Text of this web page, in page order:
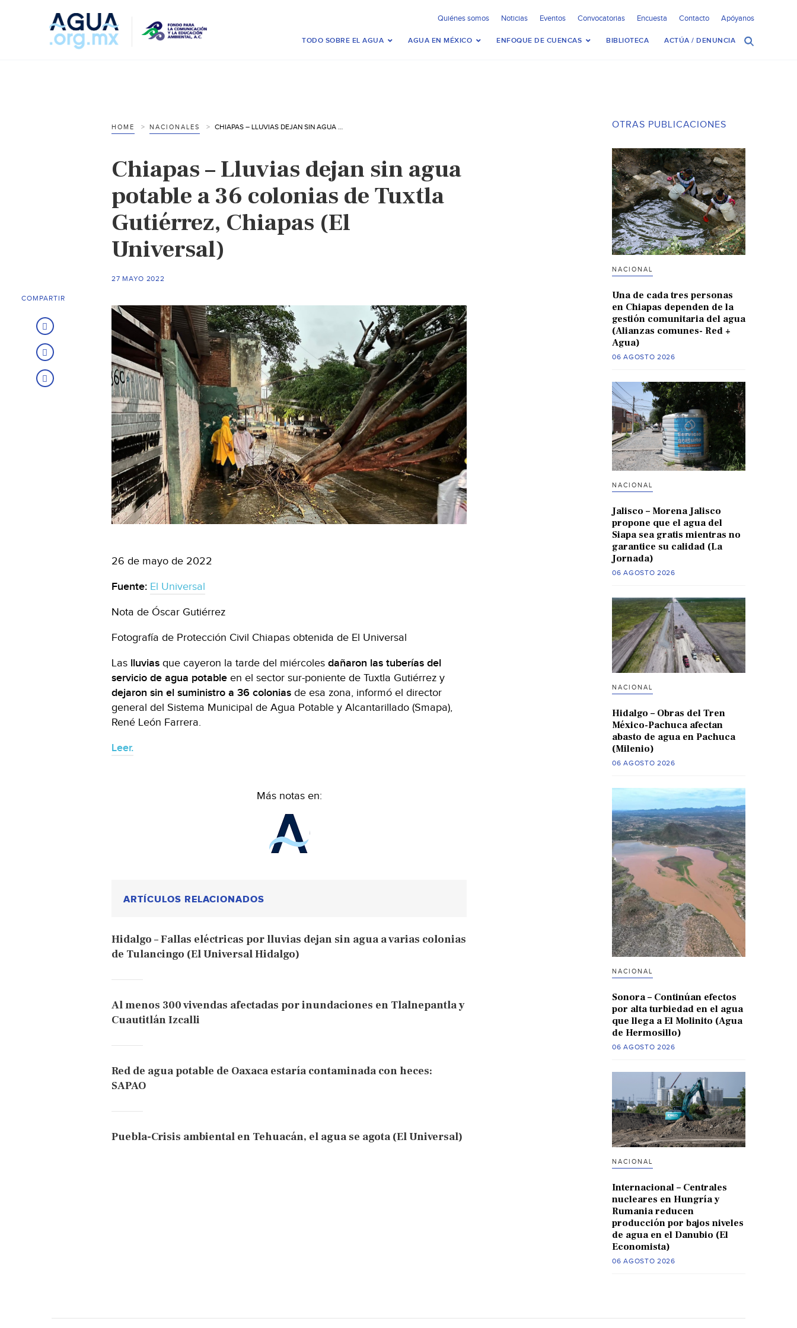
Quiénes somos Noticias Eventos Convocatorias Encuesta Contacto Apóyanos
TODO SOBRE EL AGUA AGUA EN MÉXICO ENFOQUE DE CUENCAS BIBLIOTECA ACTÚA / DENUNCIA
HOME NACIONALES CHIAPAS – LLUVIAS DEJAN SIN AGUA POTABLE A 36 COLONIAS DE TUXTLA GUTIÉRREZ, CHIAPAS (EL UNIVERSAL)
Chiapas – Lluvias dejan sin agua
potable a 36 colonias de Tuxtla
Gutiérrez, Chiapas (El
Universal)
27 MAYO 2022
26 de mayo de 2022
Fuente: El Universal
Nota de Óscar Gutiérrez
Fotografía de Protección Civil Chiapas obtenida de El Universal
Las lluvias que cayeron la tarde del miércoles dañaron las tuberías del
servicio de agua potable en el sector sur-poniente de Tuxtla Gutiérrez y
dejaron sin el suministro a 36 colonias de esa zona, informó el director
general del Sistema Municipal de Agua Potable y Alcantarillado (Smapa),
René León Farrera.
Leer.
Más notas en:
ARTÍCULOS RELACIONADOS
Hidalgo – Fallas eléctricas por lluvias dejan sin agua a varias colonias
de Tulancingo (El Universal Hidalgo)
Al menos 300 vivendas afectadas por inundaciones en Tlalnepantla y
Cuautitlán Izcalli
Red de agua potable de Oaxaca estaría contaminada con heces:
SAPAO
Puebla-Crisis ambiental en Tehuacán, el agua se agota (El Universal)
COMPARTIR
OTRAS PUBLICACIONES
NACIONAL
Una de cada tres personas
en Chiapas dependen de la
gestión comunitaria del agua
(Alianzas comunes- Red +
Agua)
06 AGOSTO 2026
NACIONAL
Jalisco – Morena Jalisco
propone que el agua del
Siapa sea gratis mientras no
garantice su calidad (La
Jornada)
06 AGOSTO 2026
NACIONAL
Hidalgo – Obras del Tren
México-Pachuca afectan
abasto de agua en Pachuca
(Milenio)
06 AGOSTO 2026
NACIONAL
Sonora – Continúan efectos
por alta turbiedad en el agua
que llega a El Molinito (Agua
de Hermosillo)
06 AGOSTO 2026
NACIONAL
Internacional – Centrales
nucleares en Hungría y
Rumania reducen
producción por bajos niveles
de agua en el Danubio (El
Economista)
06 AGOSTO 2026